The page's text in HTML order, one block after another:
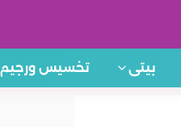
بيتى تخسيس ورجيم